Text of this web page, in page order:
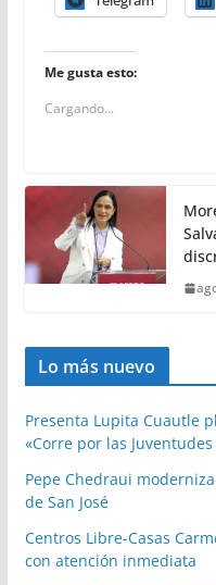
Me gusta esto:
Cargando...
Lo más nuevo
Presenta Lupita Cuautle
«Corre por las Juventudes
Pepe Chedraui
de San José
Centros Libre-Casas
con atención inmediata